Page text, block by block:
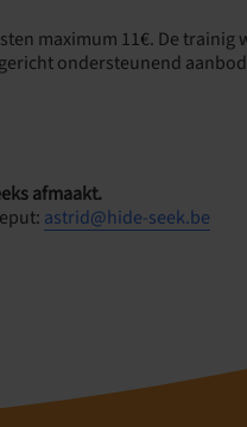
maximum 11€. De
ondersteunend
afmaakt.
astrid@hide-seek.be